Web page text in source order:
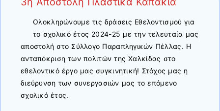
Ολοκληρώνουμε τις δράσεις Εθελοντισμού για
το σχολικό έτος 2024-25 με την τελευταία μας
αποστολή στο Σύλλογο Παραπληγικών Πέλλας. Η
ανταπόκριση των πολιτών της Χαλκίδας στο
εθελοντικό έργο μας συγκινητική! Στόχος μας η
διεύρυνση των συνεργασιών μας το επόμενο
σχολικό έτος.